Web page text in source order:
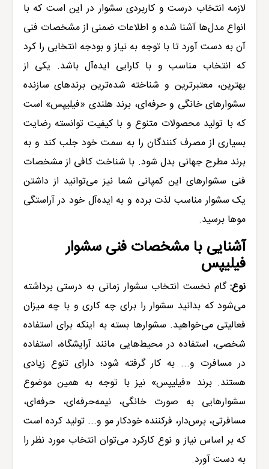
لازمه انتخاب درست و کاربردی سشوار در این است که با
انواع مدل‌ها آشنا شده و اطلاعات ضمنی از مشخصات فنی
آن به دست آورد تا با توجه به نیاز و بودجه انتخابی را کرد
که انتخاب مناسب و با کارایی ایده‌آل باشد. یکی از
بهترین، معتبرترین و شناخته شده‌ترین برندهای سازنده
سشوارهای خانگی و حرفه‌ای، برند هلندی «فیلیپس» است
که با تولید محصولات متنوع و با کیفیت توانسته رضایت
بسیاری از مصرف کنندگان را به سمت خود جلب کند و به
برند مطرح جهانی بدل شود. با شناخت کافی از مشخصات
فنی سشوارهای این کمپانی شما نیز می‌توانید از داشتن
یک سشوار مناسب لذت برده و به ایده‌آل خود در آراستگی
موها برسید.
آشنایی با مشخصات فنی سشوار
فیلیپس
نوع:گام نخست انتخاب سشوار زمانی به درستی برداشته
می‌شود که بدانید سشواررا برای چه کاری و با چه میزان
فعالیتی می‌خواهید. سشوارها بسته به اینکه برای استفاده
شخصی، استفاده در محیط‌هایی مانند آرایشگاه، استفاده
در مسافرت و... به کار گرفته شود؛ دارای تنوع زیادی
هستند. برند «فیلیپس» نیز با توجه به همین موضوع
سشوارهایی به صورت خانگی، نیمه‌حرفه‌ای، حرفه‌ای،
مسافرتی، برس‌دار، فرکننده خودکار مو و... تولید کرده است
که بر اساس نیاز و نوع کارکرد می‌توان انتخاب مورد نظر را
به دست آورد.